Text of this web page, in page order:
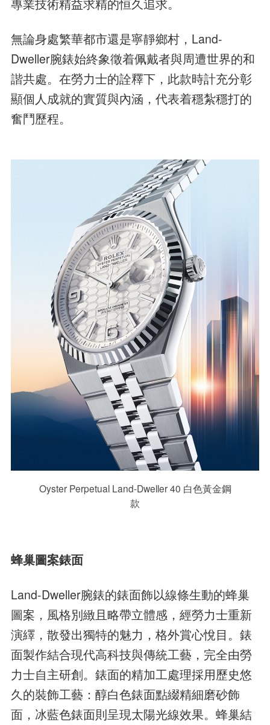
無論身處繁華都市還是寧靜鄉村，Land-
Dweller腕錶始終象徵着佩戴者與周遭世界的和
諧共處。在勞力士的詮釋下，此款時計充分彰
顯個人成就的實質與內涵，代表着穩紮穩打的
奮鬥歷程。
Oyster Perpetual Land-Dweller 40 白色黃金鋼
款
蜂巢圖案錶面
Land-Dweller腕錶的錶面飾以線條生動的蜂巢
圖案，風格別緻且略帶立體感，經勞力士重新
演繹，散發出獨特的魅力，格外賞心悅目。錶
面製作結合現代高科技與傳統工藝，完全由勞
力士自主研創。錶面的精加工處理採用歷史悠
久的裝飾工藝：醇白色錶面點綴精細磨砂飾
面，冰藍色錶面則呈現太陽光線效果。蜂巢結